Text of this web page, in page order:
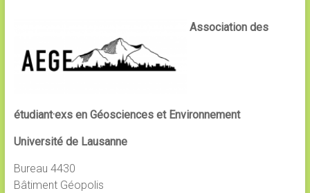
Association des
étudiant·exs en Géosciences et Environnement
Université de Lausanne
Bureau 4430
Bâtiment Géopolis